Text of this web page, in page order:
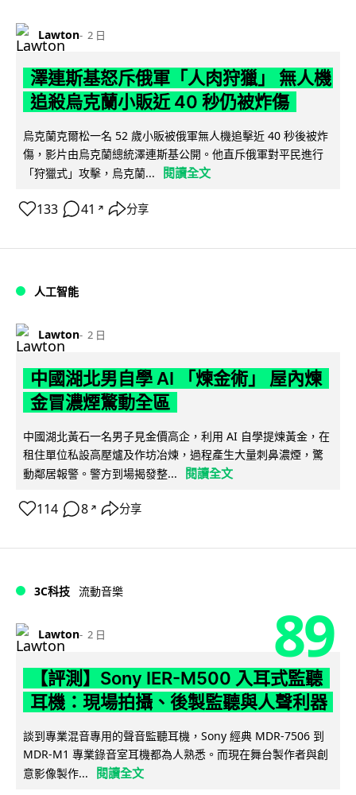
Lawton 2 日
澤連斯基怒斥俄軍「人肉狩獵」 無人機
追殺烏克蘭小販近 40 秒仍被炸傷
烏克蘭克爾松一名 52 歲小販被俄軍無人機追擊近 40 秒後被炸
傷，影片由烏克蘭總統澤連斯基公開。他直斥俄軍對平民進行
「狩獵式」攻擊，烏克蘭...
閱讀全文
133 41 ↗ 分享
人工智能
Lawton 2 日
中國湖北男自學 AI 「煉金術」 屋內煉
金冒濃煙驚動全區
中國湖北黃石一名男子見金價高企，利用 AI 自學提煉黃金，在
租住單位私設高壓爐及作坊冶煉，過程產生大量刺鼻濃煙，驚
動鄰居報警。警方到場揭發整...
閱讀全文
114 8 ↗ 分享
3C科技 流動音樂
Lawton 2 日 89
【評測】Sony IER-M500 入耳式監聽
耳機：現場拍攝、後製監聽與人聲利器
談到專業混音專用的聲音監聽耳機，Sony 經典 MDR-7506 到
MDR-M1 專業錄音室耳機都為人熟悉。而現在舞台製作者與創
意影像製作...
閱讀全文